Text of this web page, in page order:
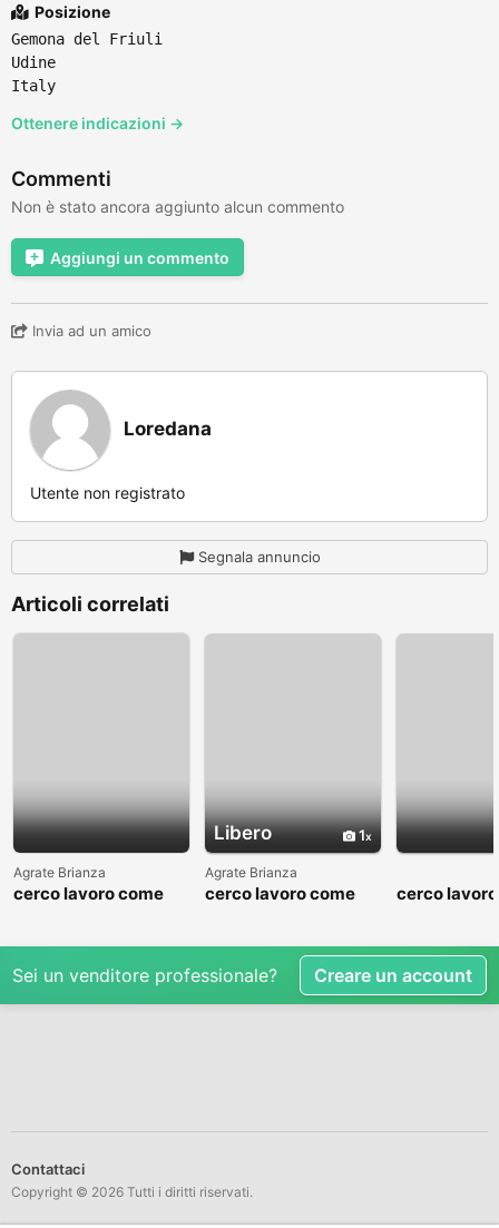
Posizione
Gemona del Friuli
Udine
Italy
Ottenere indicazioni →
Commenti
Non è stato ancora aggiunto alcun commento
Aggiungi un commento
Invia ad un amico
Loredana
Utente non registrato
Segnala annuncio
Articoli correlati
Agrate Brianza
cerco lavoro come
Libero 1
Agrate Brianza
cerco lavoro come
cerco
Sei un venditore professionale? Creare un account
Contattaci
Copyright © 2026 Tutti i diritti riservati.